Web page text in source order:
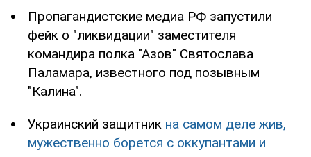
Пропагандистские медиа РФ запустили
фейк о "ликвидации" заместителя
командира полка "Азов" Святослава
Паламара, известного под позывным
"Калина".
Украинский защитник на самом деле жив,
мужественно борется с оккупантами и